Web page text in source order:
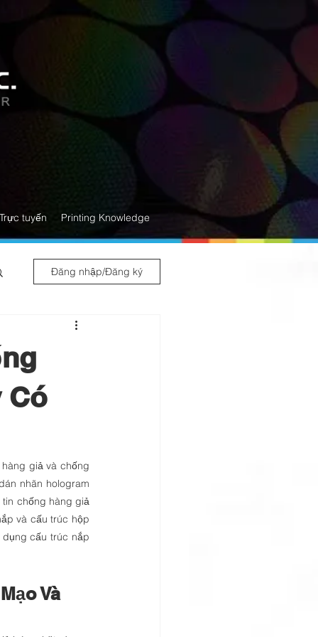
tuyến Printing Knowledge
Đăng nhập/Đăng ký
Có
giả và chống
nhãn hologram
chống hàng giả
và cấu trúc hộp
cấu trúc nắp
Và